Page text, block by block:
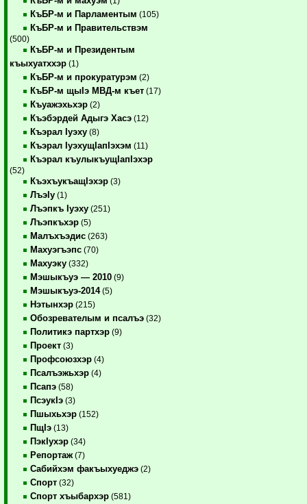
КъБР-м и Парламентым (105)
КъБР-м и Правительствэм
(500)
КъБР-м и Президентым
къыхуатххэр (1)
КъБР-м и прокуратурэм (2)
КъБР-м щыIэ МВД-м къет (17)
Къуажэхьхэр (2)
Къэбэрдей Адыгэ Хасэ (12)
Къэрал Iуэху (8)
Къэрал IуэхущIапIэхэм (11)
Къэрал къулыкъущIапIэхэр
(52)
КъэхъукъащIэхэр (3)
ЛъэIу (1)
Лъэпкъ Iуэху (251)
Лъэпкъхэр (5)
Малъхъэдис (263)
Махуэгъэпс (70)
Махуэку (332)
Мэшыкъуэ — 2010 (9)
Мэшыкъуэ-2014(5)
Нэтынхэр (215)
Обозревателым и псалъэ (32)
Политикэ партхэр (9)
Проект (3)
Профсоюзхэр (4)
Псалъэжьхэр (4)
Псапэ (58)
ПсэукIэ (3)
Пшыхьхэр (152)
ПщIэ (13)
ПэкIухэр (34)
Репортаж (7)
Сабийхэм факъыхуеджэ (2)
Спорт (32)
Спорт хъыбархэр (581)